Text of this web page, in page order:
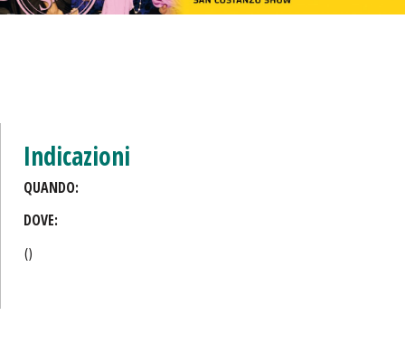
Indicazioni
QUANDO:
DOVE:
()